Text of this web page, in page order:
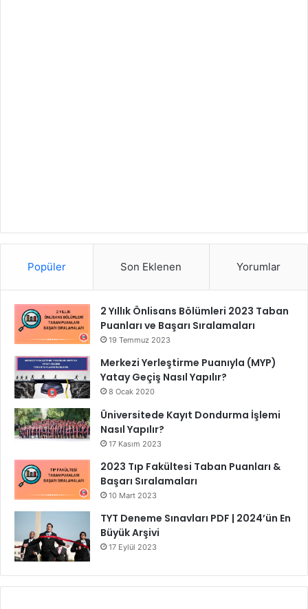
Popüler Son Eklenen Yorumlar
2 Yıllık Önlisans Bölümleri 2023 Taban
Puanları ve Başarı Sıralamaları
19 Temmuz 2023
Merkezi Yerleştirme Puanıyla (MYP)
Yatay Geçiş Nasıl Yapılır?
8 Ocak 2020
Üniversitede Kayıt Dondurma İşlemi
Nasıl Yapılır?
17 Kasım 2023
2023 Tıp Fakültesi Taban Puanları &
Başarı Sıralamaları
10 Mart 2023
TYT Deneme Sınavları PDF | 2024’ün En
Büyük Arşivi
17 Eylül 2023